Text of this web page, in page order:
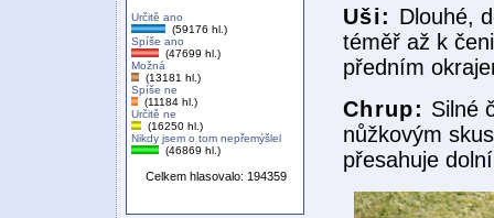
Určitě ano
(59176 hl.)
Spíše ano
(47699 hl.)
Možná
(13181 hl.)
Spíše ne
(11184 hl.)
Určitě ne
(16250 hl.)
Nikdy jsem o tom nepřemýšlel
(46869 hl.)
Celkem hlasovalo: 194359
Uši: Dlouhé,
téměř až k
předním
Chrup: Silné
nůžkovým
přesahuje